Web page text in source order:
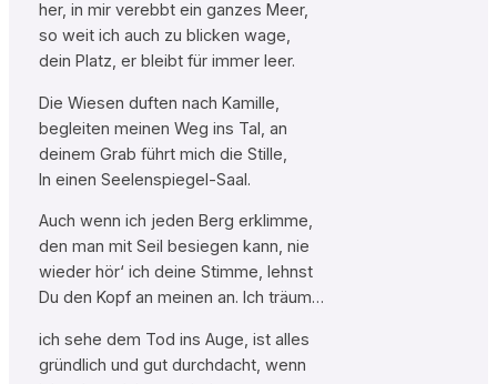
her, in mir verebbt ein ganzes Meer,
so weit ich auch zu blicken wage,
dein Platz, er bleibt für immer leer.
Die Wiesen duften nach Kamille,
begleiten meinen Weg ins Tal, an
deinem Grab führt mich die Stille,
In einen Seelenspiegel-Saal.
Auch wenn ich jeden Berg erklimme,
den man mit Seil besiegen kann, nie
wieder hör‘ ich deine Stimme, lehnst
Du den Kopf an meinen an. Ich träum…
ich sehe dem Tod ins Auge, ist alles
gründlich und gut durchdacht, wenn